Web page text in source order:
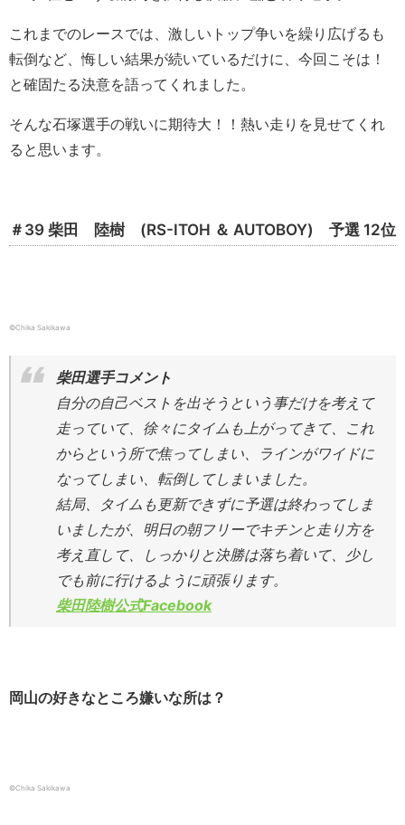
これまでのレースでは、激しいトップ争いを繰り広げるも
転倒など、悔しい結果が続いているだけに、今回こそは！
と確固たる決意を語ってくれました。
そんな石塚選手の戦いに期待大！！熱い走りを見せてくれ
ると思います。
＃39 柴田 陸樹 (RS-ITOH ＆ AUTOBOY) 予選 12位
©Chika Sakikawa
柴田選手コメント
自分の自己ベストを出そうという事だけを考えて
走っていて、徐々にタイムも上がってきて、これ
からという所で焦ってしまい、ラインがワイドに
なってしまい、転倒してしまいました。
結局、タイムも更新できずに予選は終わってしま
いましたが、明日の朝フリーでキチンと走り方を
考え直して、しっかりと決勝は落ち着いて、少し
でも前に行けるように頑張ります。
柴田陸樹公式Facebook
岡山の好きなところ嫌いな所は？
©Chika Sakikawa